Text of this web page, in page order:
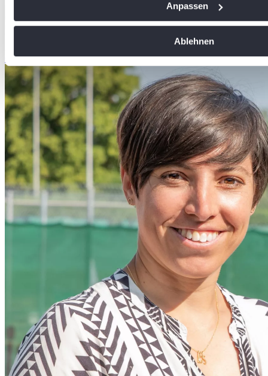
Erfahren Sie mehr darüber, wie Ihre persönlichen Daten
soziale Medien anbieten zu können und die Zugriffe auf
analysieren. Außerdem geben wir Informationen zu Ihrer
an unsere Partner für soziale Medien, Werbung und
führen diese Informationen möglicherweise mit weiteren
ihnen bereitgestellt haben oder die sie im Rahmen Ihrer
gesammelt haben. DieCookie-Einstellungenkönnen
Footer aufgerufen und angepasst werden.
Anpassen
Ablehnen
06224-9708-24 abfalterer@badischertennisverband.de